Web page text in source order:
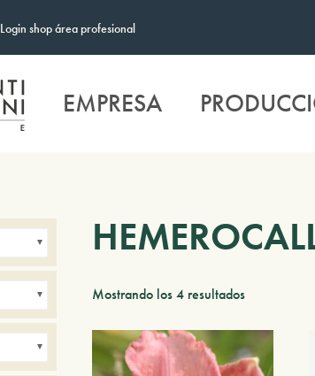
Login shop área profesional
EMPRESA
Mostrando los 4 resultados